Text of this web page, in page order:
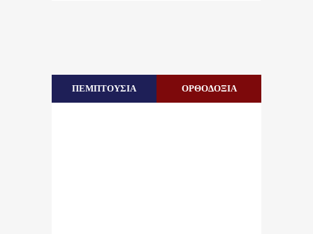
ΠΕΜΠΤΟΥΣΙΑ ΟΡΘΟΔΟΞΙΑ